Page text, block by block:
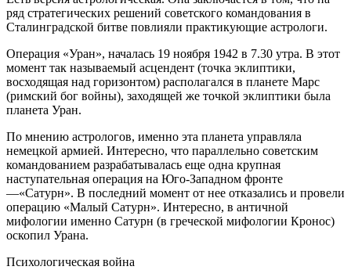
ряд стратегических решений советского командования в
Сталинградской битве повлияли практикующие астрологи.
Операция «Уран», началась 19 ноября 1942 в 7.30 утра. В этот
момент так называемый асцендент (точка эклиптики,
восходящая над горизонтом) располагался в планете Марс
(римский бог войны), заходящей же точкой эклиптики была
планета Уран.
По мнению астрологов, именно эта планета управляла
немецкой армией. Интересно, что параллельно советским
командованием разрабатывалась еще одна крупная
наступательная операция на Юго-Западном фронте
—«Сатурн». В последний момент от нее отказались и провели
операцию «Малый Сатурн». Интересно, в античной
мифологии именно Сатурн (в греческой мифологии Кронос)
оскопил Урана.
Психологическая война